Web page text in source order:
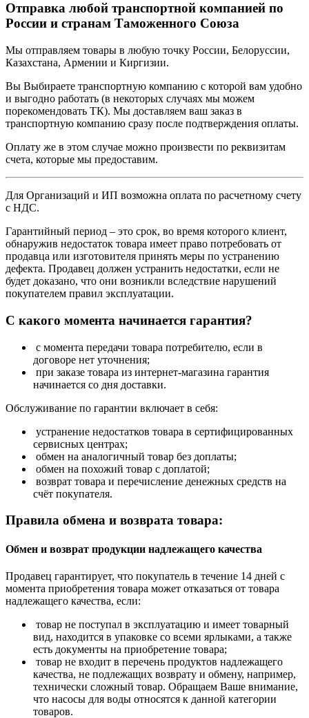
Отправка любой транспортной компанией по
России и странам Таможенного Союза
Мы отправляем товары в любую точку России, Белоруссии,
Казахстана, Армении и Киргизии.
Вы Выбираете транспортную компанию с которой вам удобно
и выгодно работать (в некоторых случаях мы можем
порекомендовать ТК). Мы доставляем ваш заказ в
транспортную компанию сразу после подтверждения оплаты.
Оплату же в этом случае можно произвести по реквизитам
счета, которые мы предоставим.
Для Организаций и ИП возможна оплата по расчетному счету
с НДС.
Гарантийный период – это срок, во время которого клиент,
обнаружив недостаток товара имеет право потребовать от
продавца или изготовителя принять меры по устранению
дефекта. Продавец должен устранить недостатки, если не
будет доказано, что они возникли вследствие нарушений
покупателем правил эксплуатации.
С какого момента начинается гарантия?
с момента передачи товара потребителю, если в
договоре нет уточнения;
при заказе товара из интернет-магазина гарантия
начинается со дня доставки.
Обслуживание по гарантии включает в себя:
устранение недостатков товара в сертифицированных
сервисных центрах;
обмен на аналогичный товар без доплаты;
обмен на похожий товар с доплатой;
возврат товара и перечисление денежных средств на
счёт покупателя.
Правила обмена и возврата товара:
Обмен и возврат продукции надлежащего качества
Продавец гарантирует, что покупатель в течение 14 дней с
момента приобретения товара может отказаться от товара
надлежащего качества, если:
товар не поступал в эксплуатацию и имеет товарный
вид, находится в упаковке со всеми ярлыками, а также
есть документы на приобретение товара;
товар не входит в перечень продуктов надлежащего
качества, не подлежащих возврату и обмену, например,
технически сложный товар. Обращаем Ваше внимание,
что насосы для воды относятся к данной категории
товаров.